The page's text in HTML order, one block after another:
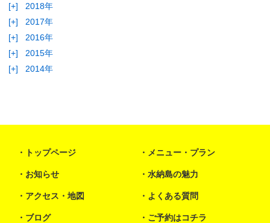
[+]
2018年
[+]
2017年
[+]
2016年
[+]
2015年
[+]
2014年
トップページ メニュー・プラン
お知らせ 水納島の魅力
アクセス・地図 よくある質問
ブログ ご予約はコチラ